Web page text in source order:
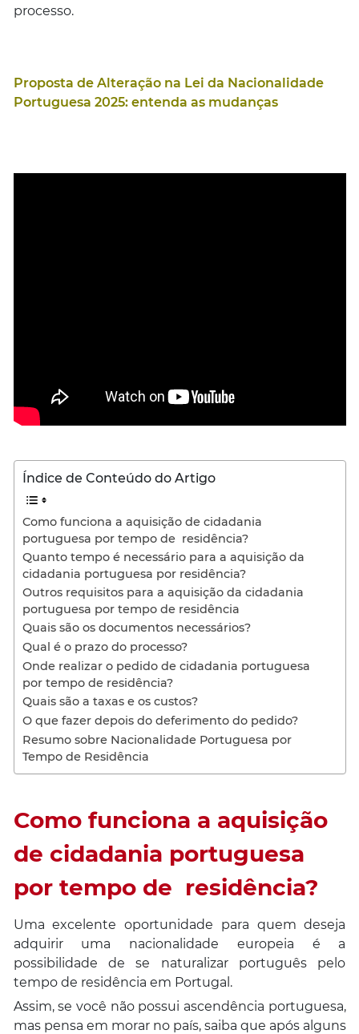
processo.
Proposta de Alteração na Lei da Nacionalidade
Portuguesa 2025: entenda as mudanças
Índice de Conteúdo do Artigo
Como funciona a aquisição de cidadania
portuguesa por tempo de residência?
Quanto tempo é necessário para a aquisição da
cidadania portuguesa por residência?
Outros requisitos para a aquisição da cidadania
portuguesa por tempo de residência
Quais são os documentos necessários?
Qual é o prazo do processo?
Onde realizar o pedido de cidadania portuguesa
por tempo de residência?
Quais são a taxas e os custos?
O que fazer depois do deferimento do pedido?
Resumo sobre Nacionalidade Portuguesa por
Tempo de Residência
Como funciona a aquisição
de cidadania portuguesa
por tempo de residência?
Uma excelente oportunidade para quem deseja
adquirir uma nacionalidade europeia é a
possibilidade de se naturalizar português pelo
tempo de residência em Portugal.
Assim, se você não possui ascendência portuguesa,
mas pensa em morar no país, saiba que após alguns